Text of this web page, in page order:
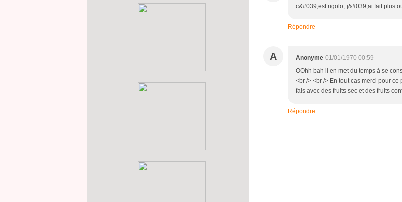
c&#039;est rigolo, j&#039;ai fait plus
Répondre
A Anonyme 01/01/1970 00:59
OOhh bah il en met du temps à se
<br /> <br /> En tout cas merci pour
fais avec des fruits sec et des fruits
Répondre